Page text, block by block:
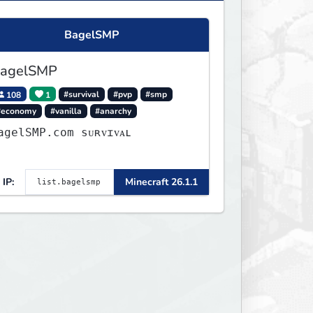
BagelSMP
108 1 #survival #pvp
#smp
#vanilla #anarchy
ѕᴜʀᴠɪᴠᴀʟ
IP: Minecraft 26.1.1